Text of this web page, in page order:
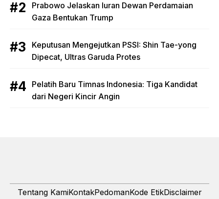
Prabowo Jelaskan Iuran Dewan Perdamaian
Gaza Bentukan Trump
Keputusan Mengejutkan PSSI: Shin Tae-yong
Dipecat, Ultras Garuda Protes
Pelatih Baru Timnas Indonesia: Tiga Kandidat
dari Negeri Kincir Angin
Tentang KamiKontakPedomanKode EtikDisclaimer